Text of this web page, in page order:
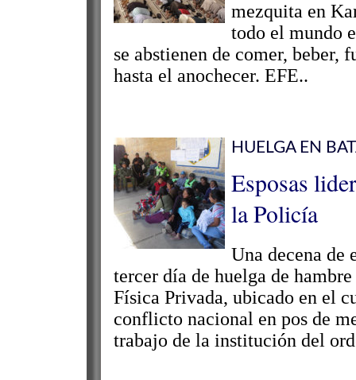
mezquita en
todo el mundo
se abstienen de comer, beber,
hasta el anochecer. EFE..
HUELGA EN
Esposas
la Policía
Una decena de
tercer día de huelga de
Física Privada, ubicado en el
conflicto nacional en pos de
trabajo de la institución del